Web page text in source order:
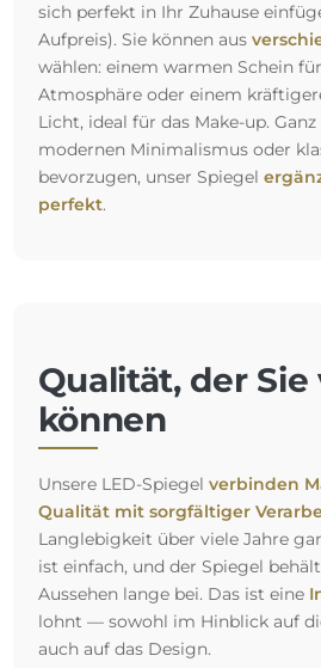
sich perfekt in Ihr Zuhause
Aufpreis). Sie können aus
wählen: einem warmen Schein
Atmosphäre oder einem
Licht, ideal für das Make-up.
modernen Minimalismus oder
bevorzugen, unser Spiegel
perfekt.
Qualität, der
können
Unsere LED-Spiegel verbinden
Qualität mit sorgfältiger
Langlebigkeit über viele Jahre
ist einfach, und der Spiegel
Aussehen lange bei. Das ist eine
lohnt — sowohl im Hinblick auf
auch auf das Design.